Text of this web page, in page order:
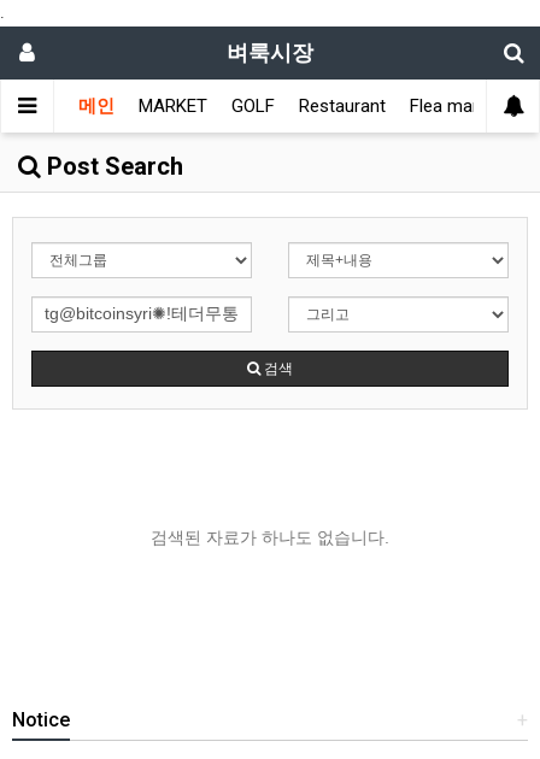
.
벼룩시장
메인 MARKET GOLF Restaurant Flea market
Post Search
검색
검색된 자료가 하나도 없습니다.
+
Notice